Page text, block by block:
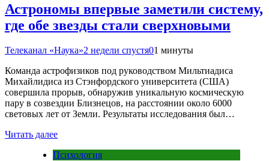
Астрономы впервые заметили систему,
где обе звезды стали сверхновыми
Телеканал «Наука»2 недели спустя01 минуты
Команда астрофизиков под руководством Мильтиадиса
Михайлидиса из Стэнфордского университета (США)
совершила прорыв, обнаружив уникальную космическую
пару в созвездии Близнецов, на расстоянии около 6000
световых лет от Земли. Результаты исследования был…
Читать далее
Психология